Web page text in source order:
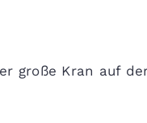
große Kran auf